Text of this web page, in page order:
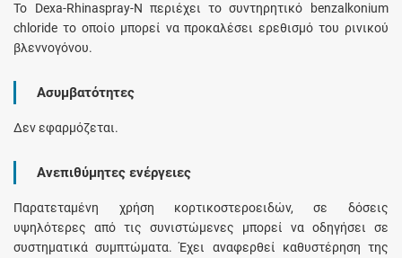
Το Dexa-Rhinaspray-N περιέχει το συντηρητικό benzalkonium
chloride το οποίο μπορεί να προκαλέσει ερεθισμό του ρινικού
βλεννογόνου.
Ασυμβατότητες
Δεν εφαρμόζεται.
Ανεπιθύμητες ενέργειες
Παρατεταμένη χρήση κορτικοστεροειδών, σε δόσεις
υψηλότερες από τις συνιστώμενες μπορεί να οδηγήσει σε
συστηματικά συμπτώματα. Έχει αναφερθεί καθυστέρηση της